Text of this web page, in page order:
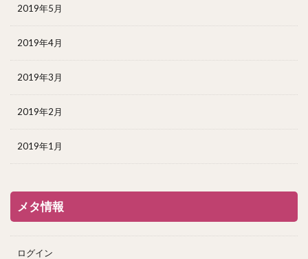
2019年5月
2019年4月
2019年3月
2019年2月
2019年1月
メタ情報
ログイン